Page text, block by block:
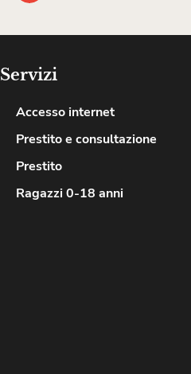
Servizi
Accesso internet
Prestito e consultazione
Prestito
Ragazzi 0-18 anni